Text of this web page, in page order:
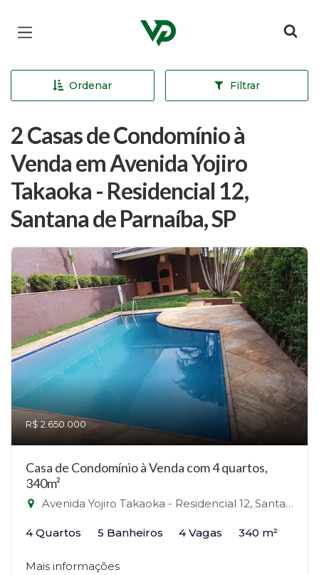
Página inicial
Ordenar Filtrar
2 Casas de Condomínio à
Venda em Avenida Yojiro
Takaoka - Residencial 12,
Santana de Parnaíba, SP
R$ 2.650.000
Casa de Condomínio à Venda com 4 quartos,
340m²
Avenida Yojiro Takaoka - Residencial 12, Santana de Parnaíba-SP
4 Quartos 5 Banheiros 4 Vagas 340 m²
Mais informações